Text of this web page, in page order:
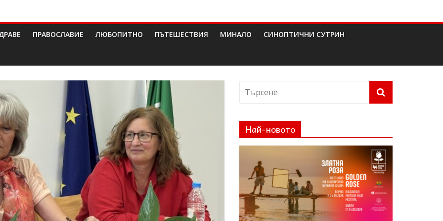
ПРАВОСЛАВИЕ ЛЮБОПИТНО ПЪТЕШЕСТВИЯ МИНАЛО СИНОПТИЧНИ СУТРИН
Най-новото